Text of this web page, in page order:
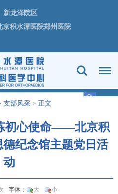
新龙泽院区
京积水潭医院郑州医院
支部风采 > 正文
初心使命——北京积
纪念馆主题党日活
动
字体： 大 小